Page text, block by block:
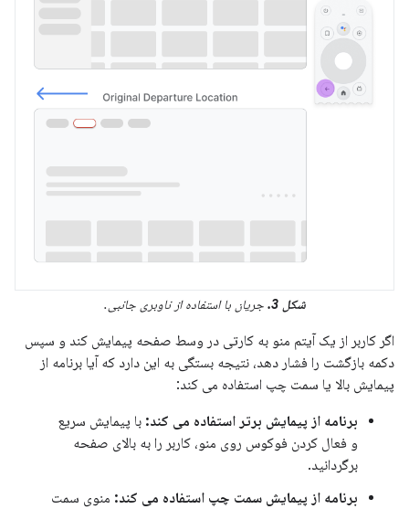
شکل 3. جریان با استفاده از ناوبری جانبی.
اگر کاربر از یک آیتم منو به کارتی در وسط صفحه پیمایش کند و سپس
دکمه بازگشت را فشار دهد، نتیجه بستگی به این دارد که آیا برنامه از
پیمایش بالا یا سمت چپ استفاده می کند:
برنامه از پیمایش برتر استفاده می کند: با پیمایش سریع
و فعال کردن فوکوس روی منو، کاربر را به بالای صفحه
برگردانید.
برنامه از پیمایش سمت چپ استفاده می کند: منوی سمت